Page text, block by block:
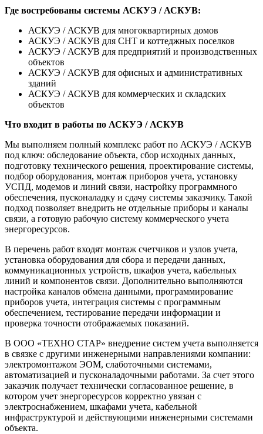
Где востребованы системы АСКУЭ / АСКУВ:
АСКУЭ / АСКУВ для многоквартирных домов
АСКУЭ / АСКУВ для СНТ и коттеджных поселков
АСКУЭ / АСКУВ для предприятий и производственных
объектов
АСКУЭ / АСКУВ для офисных и административных
зданий
АСКУЭ / АСКУВ для коммерческих и складских
объектов
Что входит в работы по АСКУЭ / АСКУВ
Мы выполняем полный комплекс работ по АСКУЭ / АСКУВ
под ключ: обследование объекта, сбор исходных данных,
подготовку технического решения, проектирование системы,
подбор оборудования, монтаж приборов учета, установку
УСПД, модемов и линий связи, настройку программного
обеспечения, пусконаладку и сдачу системы заказчику. Такой
подход позволяет внедрить не отдельные приборы и каналы
связи, а готовую рабочую систему коммерческого учета
энергоресурсов.
В перечень работ входят монтаж счетчиков и узлов учета,
установка оборудования для сбора и передачи данных,
коммуникационных устройств, шкафов учета, кабельных
линий и компонентов связи. Дополнительно выполняются
настройка каналов обмена данными, программирование
приборов учета, интеграция системы с программным
обеспечением, тестирование передачи информации и
проверка точности отображаемых показаний.
В ООО «ТЕХНО СТАР» внедрение систем учета выполняется
в связке с другими инженерными направлениями компании:
электромонтажом ЭОМ, слаботочными системами,
автоматизацией и пусконаладочными работами. За счет этого
заказчик получает технически согласованное решение, в
котором учет энергоресурсов корректно увязан с
электроснабжением, шкафами учета, кабельной
инфраструктурой и действующими инженерными системами
объекта.